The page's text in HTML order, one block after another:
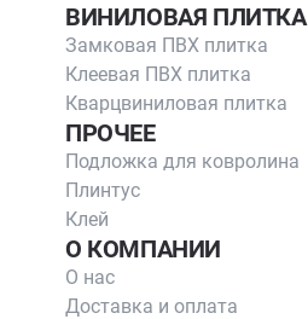
ВИНИЛОВАЯ ПЛИТКА
Замковая ПВХ плитка
Клеевая ПВХ плитка
Кварцвиниловая плитка
ПРОЧЕЕ
Подложка для ковролина
Плинтус
Клей
О КОМПАНИИ
О нас
Доставка и оплата